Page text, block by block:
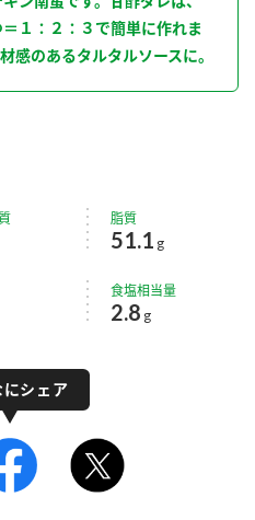
１：２：３で簡単に作れま
感のあるタルタルソースに。
脂質
51.1 g
食塩相当量
2.8 g